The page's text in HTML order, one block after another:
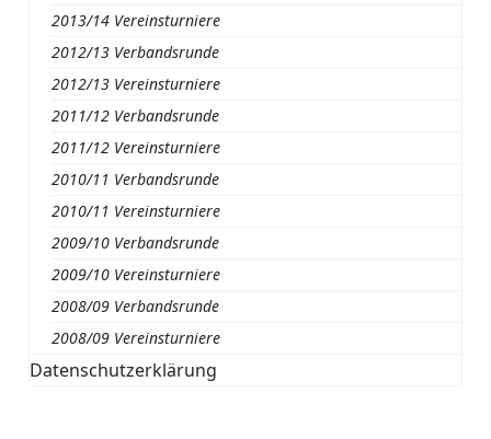
2013/14 Vereinsturniere
2012/13 Verbandsrunde
2012/13 Vereinsturniere
2011/12 Verbandsrunde
2011/12 Vereinsturniere
2010/11 Verbandsrunde
2010/11 Vereinsturniere
2009/10 Verbandsrunde
2009/10 Vereinsturniere
2008/09 Verbandsrunde
2008/09 Vereinsturniere
Datenschutzerklärung